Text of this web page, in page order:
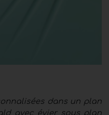
dans un plan
avec évier sous plan